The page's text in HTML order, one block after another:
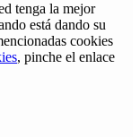
tenga la mejor
está dando su
cookies
, pinche el enlace